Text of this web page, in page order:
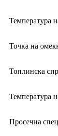
Температура
Точка на
Топлинска
Температура
Просечна